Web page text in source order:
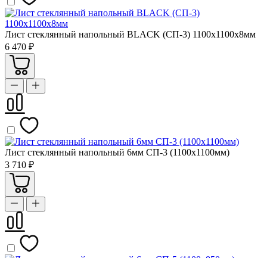
Лист стеклянный напольный BLACK (СП-3) 1100х1100х8мм
6 470 ₽
Лист стеклянный напольный 6мм СП-3 (1100х1100мм)
3 710 ₽